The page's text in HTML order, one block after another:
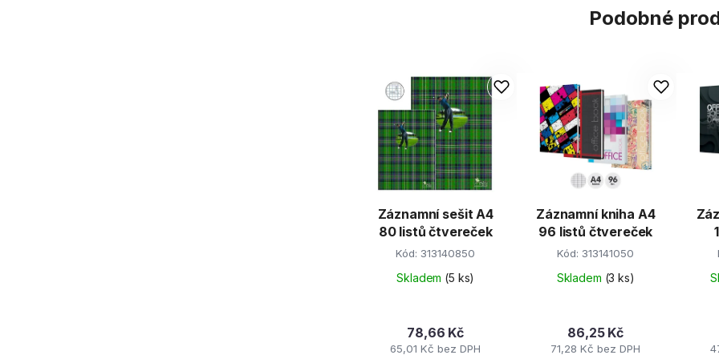
Podobné
Záznamní sešit A4
80 listů čtvereček
Kód:313140850
Skladem (5 ks)
65,01 Kč bez DPH
78,66 Kč
Záznamní kniha A4
96 listů čtvereček
Kód:313141050
Skladem (3 ks)
71,28 Kč bez DPH
86,25 Kč